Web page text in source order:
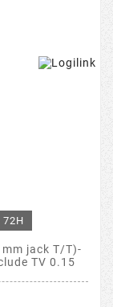
jack T/T)-
TV 0.15